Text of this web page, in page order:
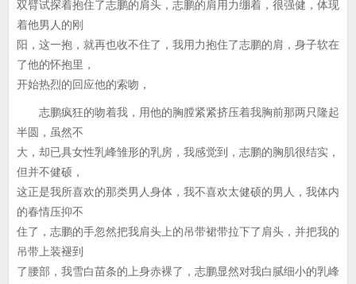
双臂试探着抱住了志鹏的肩头，志鹏的肩用力绷着，很强健，体现
着他男人的刚
阳，这一抱，就再也收不住了，我用力抱住了志鹏的肩，身子软在
了他的怀抱里，
开始热烈的回应他的索吻，
志鹏疯狂的吻着我，用他的胸膛紧紧挤压着我胸前那两只隆起
半圆，虽然不
大，却已具女性乳峰雏形的乳房，我感觉到，志鹏的胸肌很结实，
但并不健硕，
这正是我所喜欢的那类男人身体，我不喜欢太健硕的男人，我体内
的春情压抑不
住了，志鹏的手忽然把我肩头上的吊带裙带拉下了肩头，并把我的
吊带上装褪到
了腰部，我雪白苗条的上身赤裸了，志鹏显然对我白腻细小的乳峰